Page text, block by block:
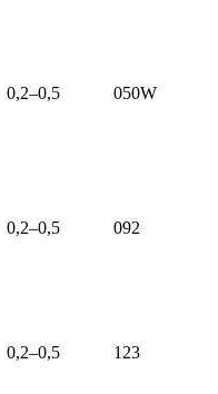
0,2–0,5 050W
0,2–0,5 092
0,2–0,5 123